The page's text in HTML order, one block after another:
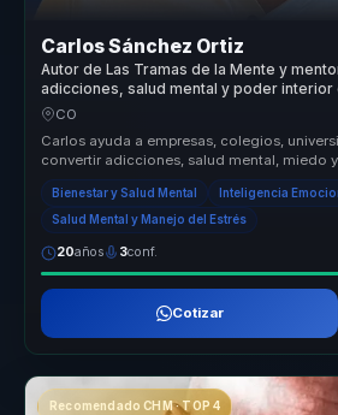
Carlos Sánchez Ortiz
Autor de Las Tramas de la Mente y
adicciones, salud mental y poder interior
aplicable.
CO
Carlos ayuda a empresas, colegios,
convertir adicciones, salud mental, miedo
en conci...
Bienestar y Salud Mental Inteligencia
Salud Mental y Manejo del Estrés
20años 3conf.
Cotizar
Recomendado CHM · TOP 4